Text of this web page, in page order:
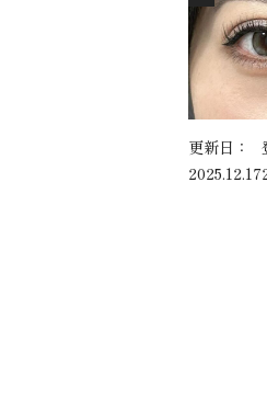
更新日：
2025.12.17